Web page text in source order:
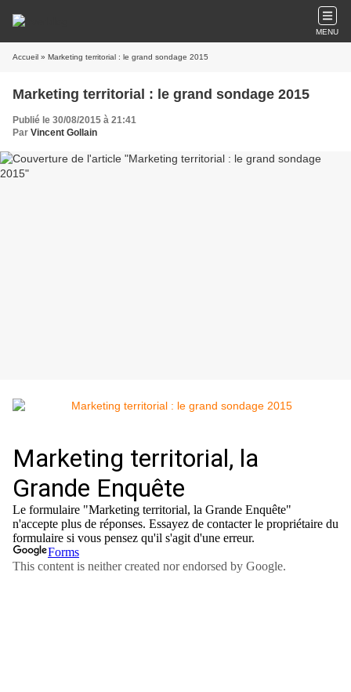
MENU
Accueil » Marketing territorial : le grand sondage 2015
Marketing territorial : le grand sondage 2015
Publié le 30/08/2015 à 21:41
Par Vincent Gollain